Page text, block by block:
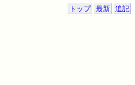
トップ 最新 追記